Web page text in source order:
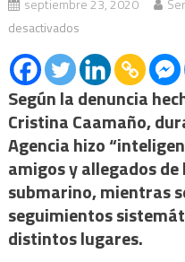
septiembre 23, 2020
desactivadosen
AFI
denunció
espionaje
ilegal
contra
familiares
de
los
tripulantes
Según la denuncia
Cristina Caamaño,
Agencia hizo
amigos y allegados
submarino, mientras
seguimientos
distintos lugares.